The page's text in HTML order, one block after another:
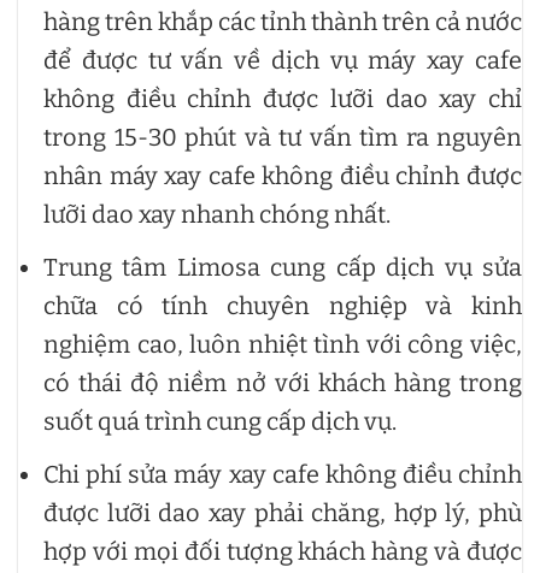
hàng trên khắp các tỉnh thành trên cả nước
để được tư vấn về dịch vụ máy xay cafe
không điều chỉnh được lưỡi dao xay chỉ
trong 15-30 phút và tư vấn tìm ra nguyên
nhân máy xay cafe không điều chỉnh được
lưỡi dao xay nhanh chóng nhất.
Trung tâm Limosa cung cấp dịch vụ sửa
chữa có tính chuyên nghiệp và kinh
nghiệm cao, luôn nhiệt tình với công việc,
có thái độ niềm nở với khách hàng trong
suốt quá trình cung cấp dịch vụ.
Chi phí sửa máy xay cafe không điều chỉnh
được lưỡi dao xay phải chăng, hợp lý, phù
hợp với mọi đối tượng khách hàng và được